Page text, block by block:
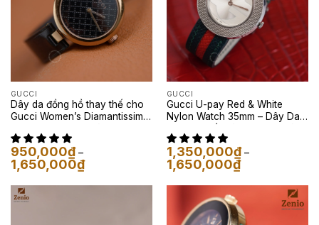
GUCCI
Dây da đồng hồ thay thế cho
Gucci Women’s Diamantissima
950,000₫ –
1,650,000₫Khoảng
giá:
GUCCI
Gucci U-pay Red & White
Nylon Watch 35mm – Dây Da
Đỏ
1,350,000₫ –
1,650,000₫Khoảng
giá:
1,350,000₫
1,650,000₫